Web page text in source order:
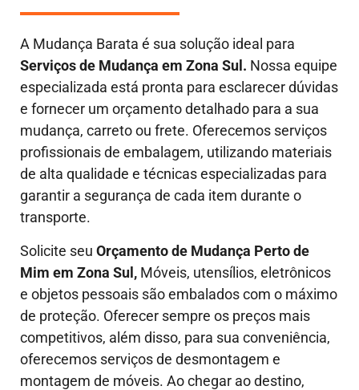
A Mudança Barata é sua solução ideal para
Serviços de Mudança em Zona Sul. Nossa equipe
especializada está pronta para esclarecer dúvidas
e fornecer um orçamento detalhado para a sua
mudança, carreto ou frete. Oferecemos serviços
profissionais de embalagem, utilizando materiais
de alta qualidade e técnicas especializadas para
garantir a segurança de cada item durante o
transporte.
Solicite seu Orçamento de Mudança Perto de
Mim em Zona Sul, Móveis, utensílios, eletrônicos
e objetos pessoais são embalados com o máximo
de proteção. Oferecer sempre os preços mais
competitivos, além disso, para sua conveniência,
oferecemos serviços de desmontagem e
montagem de móveis. Ao chegar ao destino,